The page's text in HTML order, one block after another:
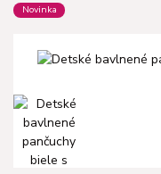
Novinka